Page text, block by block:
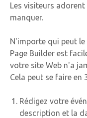
Les visiteurs
manquer.
N'importe qui peut le
Page Builder est
votre site Web n'a
Cela peut se faire en
Rédigez votre
description et la